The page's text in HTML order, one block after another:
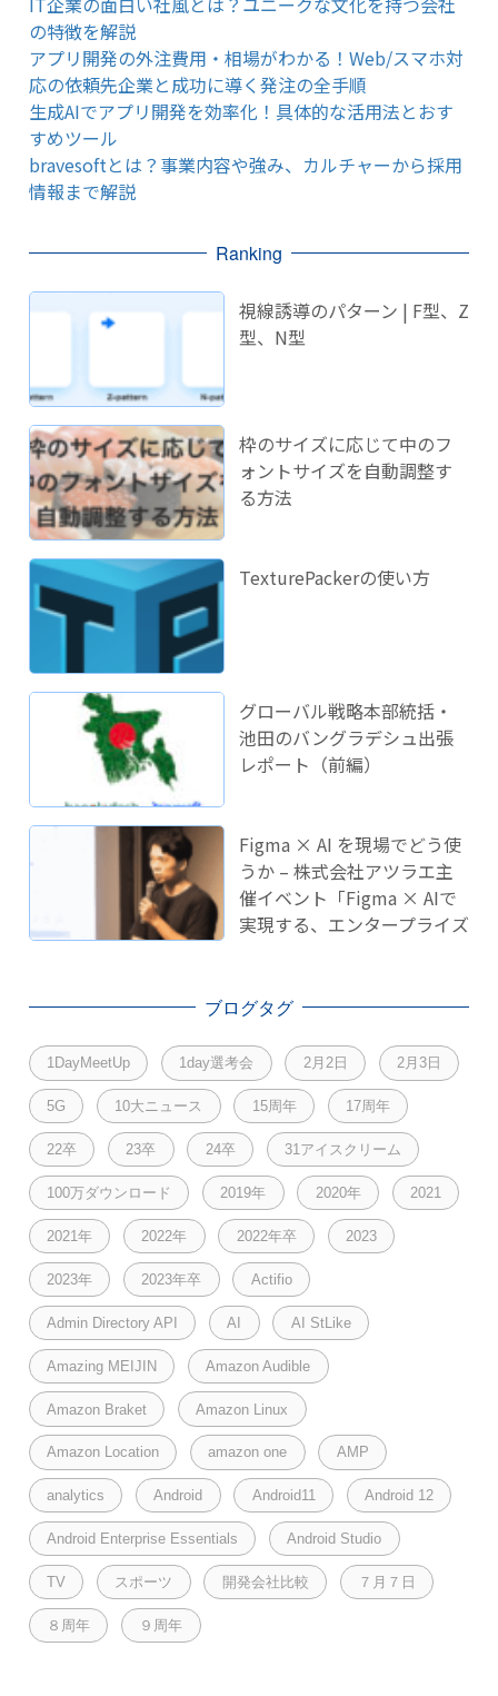
の特徴を解説
アプリ開発の外注費用・相場がわかる！Web/スマホ対
応の依頼先企業と成功に導く発注の全手順
生成AIでアプリ開発を効率化！具体的な活用法とおす
すめツール
bravesoftとは？事業内容や強み、カルチャーから採用
情報まで解説
Ranking
視線誘導のパターン | F型、Z
型、N型
枠のサイズに応じて中のフ
ォントサイズを自動調整す
る方法
TexturePackerの使い方
グローバル戦略本部統括・
池田のバングラデシュ出張
レポート（前編）
Figma × AI を現場でどう使
うか – 株式会社アツラエ主
催イベント「Figma × AIで
実現する、エンタープライズ
ブログタグ
1DayMeetUp 1day選考会 2月2日 2月3日
5G 10大ニュース 15周年 17周年
22卒 23卒 24卒 31アイスクリーム
100万ダウンロード 2019年 2020年 2021
2021年 2022年 2022年卒 2023
2023年 2023年卒 Actifio
Admin Directory API AI AI StLike
Amazing MEIJIN Amazon Audible
Amazon Braket Amazon Linux
Amazon Location amazon one AMP
analytics Android Android11 Android 12
Android Enterprise Essentials Android Studio
TV スポーツ 開発会社比較 ７月７日
８周年 ９周年